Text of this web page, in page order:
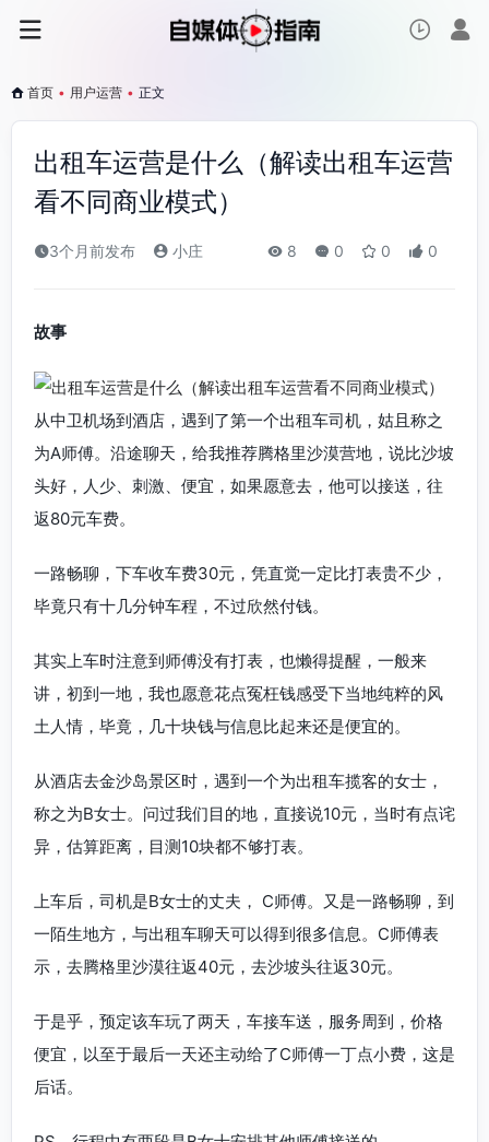
首页 • 用户运营 • 正文
出租车运营是什么（解读出租车运营
看不同商业模式）
3个月前发布 小庄 8 0 0 0
故事
从中卫机场到酒店，遇到了第一个出租车司机，姑且称之
为A师傅。沿途聊天，给我推荐腾格里沙漠营地，说比沙坡
头好，人少、刺激、便宜，如果愿意去，他可以接送，往
返80元车费。
一路畅聊，下车收车费30元，凭直觉一定比打表贵不少，
毕竟只有十几分钟车程，不过欣然付钱。
其实上车时注意到师傅没有打表，也懒得提醒，一般来
讲，初到一地，我也愿意花点冤枉钱感受下当地纯粹的风
土人情，毕竟，几十块钱与信息比起来还是便宜的。
从酒店去金沙岛景区时，遇到一个为出租车揽客的女士，
称之为B女士。问过我们目的地，直接说10元，当时有点诧
异，估算距离，目测10块都不够打表。
上车后，司机是B女士的丈夫， C师傅。又是一路畅聊，到
一陌生地方，与出租车聊天可以得到很多信息。C师傅表
示，去腾格里沙漠往返40元，去沙坡头往返30元。
于是乎，预定该车玩了两天，车接车送，服务周到，价格
便宜，以至于最后一天还主动给了C师傅一丁点小费，这是
后话。